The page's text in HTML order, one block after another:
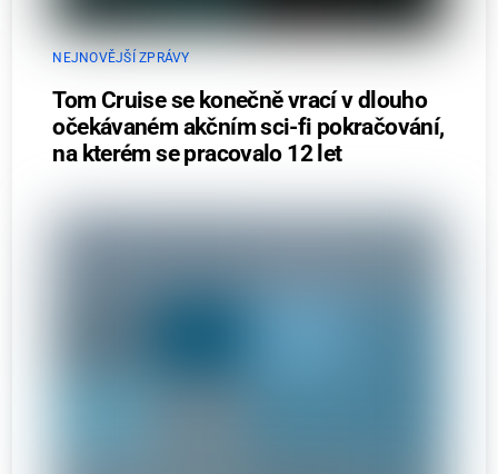
NEJNOVĚJŠÍ ZPRÁVY
Tom Cruise se konečně vrací v dlouho
očekávaném akčním sci-fi pokračování,
na kterém se pracovalo 12 let